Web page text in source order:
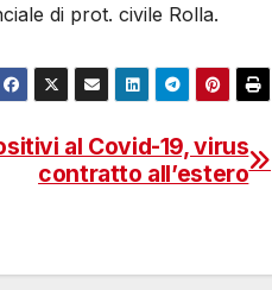
di prot. civile Rolla.
al Covid-19, virus
contratto all’estero